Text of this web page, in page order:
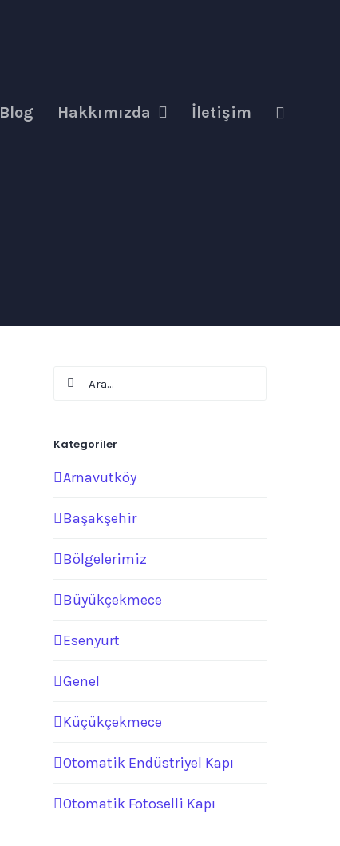
Blog Hakkımızda İletişim
Ara:
Kategoriler
Arnavutköy
Başakşehir
Bölgelerimiz
Büyükçekmece
Esenyurt
Genel
Küçükçekmece
Otomatik Endüstriyel Kapı
Otomatik Fotoselli Kapı